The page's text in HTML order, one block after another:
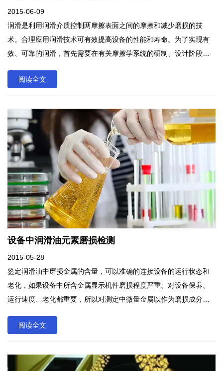
2015-06-09
润滑是利用润滑介质控制两摩擦表面之间的摩擦和减少磨损的技
术。合理应用润滑技术可有效提高设备的性能和寿命。为了实现有
效、可靠的润滑，首先需要在有关摩擦学系统的研制、设计阶段合
阅读全文
设备中润滑油元素磨损检测
2015-05-28
鉴定润滑油中磨损金属的含量，可以准确的连接设备的运行状态和
老化，如果设备中所含金属显示机件磨损程度严重。对设备保养、
运行速度、老化都重要，所以对测定中微量金属以作为磨损成分的
阅读全文